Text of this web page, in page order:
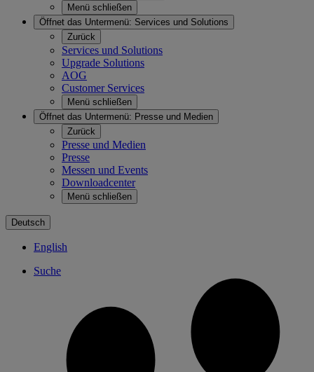
Menü schließen
Öffnet das Untermenü: Services und Solutions
Zurück
Services und Solutions
Upgrade Solutions
AOG
Customer Services
Menü schließen
Öffnet das Untermenü: Presse und Medien
Zurück
Presse und Medien
Presse
Messen und Events
Downloadcenter
Menü schließen
Deutsch
English
Suche